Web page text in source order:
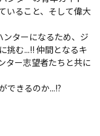
いること、そして偉大
ターになるため、ジ
挑む...!! 仲間となるキ
ター志望者たちと共に
できるのか...!?